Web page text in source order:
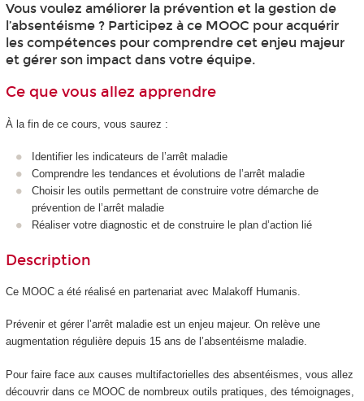
Vous voulez améliorer la prévention et la gestion de
l’absentéisme ? Participez à ce MOOC pour acquérir
les compétences pour comprendre cet enjeu majeur
et gérer son impact dans votre équipe.
Ce que vous allez apprendre
À la fin de ce cours, vous saurez :
Identifier les indicateurs de l’arrêt maladie
Comprendre les tendances et évolutions de l’arrêt maladie
Choisir les outils permettant de construire votre démarche de
prévention de l’arrêt maladie
Réaliser votre diagnostic et de construire le plan d’action lié
Description
Ce MOOC a été réalisé en partenariat avec Malakoff Humanis.
Prévenir et gérer l’arrêt maladie est un enjeu majeur. On relève une
augmentation régulière depuis 15 ans de l’absentéisme maladie.
Pour faire face aux causes multifactorielles des absentéismes, vous allez
découvrir dans ce MOOC de nombreux outils pratiques, des témoignages,